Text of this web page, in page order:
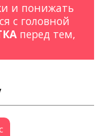
и понижать
с головной
перед тем,